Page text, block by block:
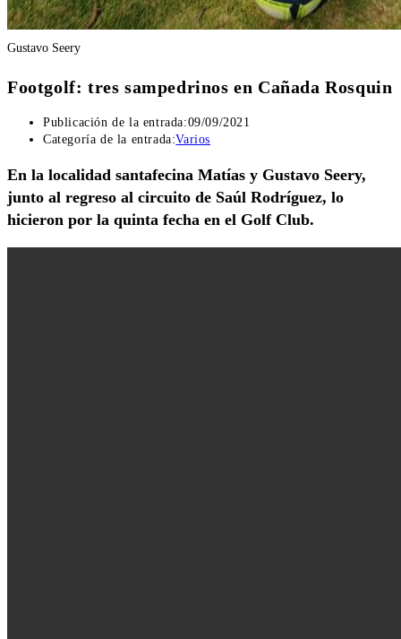
Gustavo Seery
Footgolf: tres sampedrinos en Cañada Rosquin
Publicación de la entrada:09/09/2021
Categoría de la entrada:Varios
En la localidad santafecina Matías y Gustavo Seery,
junto al regreso al circuito de Saúl Rodríguez, lo
hicieron por la quinta fecha en el Golf Club.